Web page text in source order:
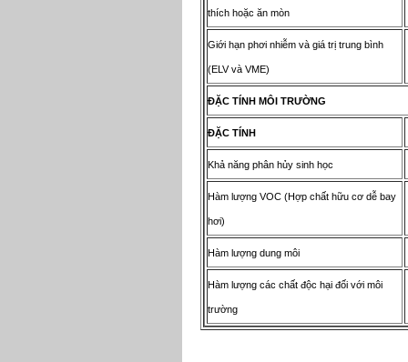
thích hoặc ăn mòn
Giới hạn phơi nhiễm và giá trị trung bình
(ELV và VME)
ĐẶC T NH MÔ I TRƯỜNG
ĐẶC T NH
Khả năng phân hủy sinh học
Hàm lượng VOC (Hợp chất hữu cơ dễ bay
hơi)
Hàm lượng dung môi
Hàm lượng các chất độc hại đối với môi
trường